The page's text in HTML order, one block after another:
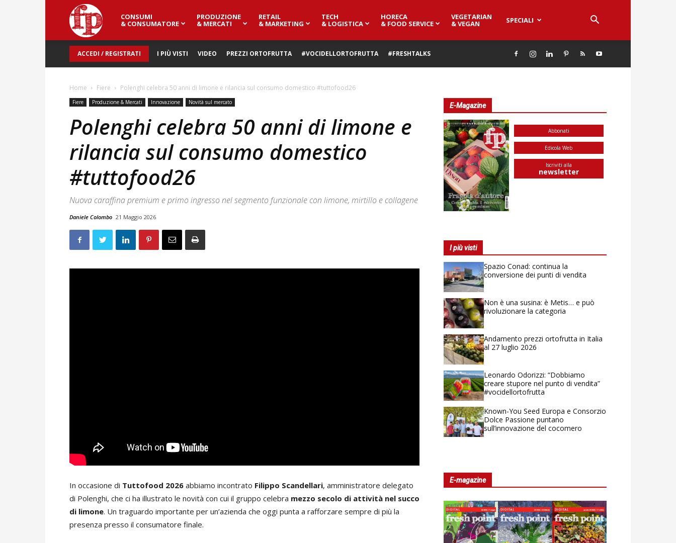
Fresh
Point
Magazine
CONSUMI
& CONSUMATORE
PRODUZIONE
& MERCATI
RETAIL
& MARKETING
TECH
& LOGISTICA
HORECA
& FOOD SERVICE
VEGETARIAN
& VEGAN SPECIALI
ACCEDI / REGISTRATI I PIÙ VISTI VIDEO PREZZI ORTOFRUTTA #VOCIDELLORTOFRUTTA #FRESHTALKS
Home Fiere Polenghi celebra 50 anni di limone e rilancia sul consumo domestico #tuttofood26
Fiere Produzione & Mercati Innovazione Novità sul mercato
Polenghi celebra 50 anni di limone e
rilancia sul consumo domestico
#tuttofood26
Nuova caraffina premium e primo ingresso nel segmento funzionale con limone, mirtillo e collagene
Daniele Colombo 21 Maggio 2026
In occasione di Tuttofood 2026 abbiamo incontrato Filippo Scandellari, amministratore delegato
di Polenghi, che ci ha illustrato le novità con cui il gruppo celebra mezzo secolo di attività nel succo
di limone. Un traguardo importante per un’azienda che oggi punta a rafforzare sempre di più la
presenza presso il consumatore finale.
E-Magazine
Abbonati
Edicola Web
Iscriviti alla
newsletter
I più visti
Spazio Conad: continua la
conversione dei punti di vendita
Non è una susina: è Metis… e può
rivoluzionare la categoria
Andamento prezzi ortofrutta in Italia
al 27 luglio 2026
Leonardo Odorizzi: “Dobbiamo
creare stupore nel punto di vendita”
#vocidellortofrutta
Known-You Seed Europa e Consorzio
Dolce Passione puntano
sull’innovazione del cocomero
E-magazine